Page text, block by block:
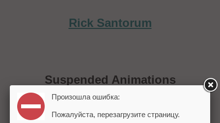
Rick Santorum
Suspended Animations
Произошла ошибка:
Пожалуйста, перезагрузите страницу.